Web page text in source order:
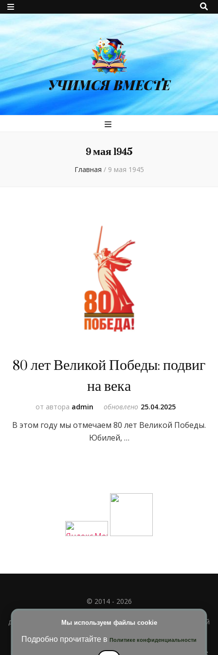
УЧИМСЯ ВМЕСТЕ
9 мая 1945
Главная / 9 мая 1945
80 лет Великой Победы: подвиг
на века
от автора admin обновлено 25.04.2025
В этом году мы отмечаем 80 лет Великой Победы.
Юбилей, …
Мы используем файлы cookie
Подробно прочитайте в Политике конфиденциальности
© 2014 - 2026
Полное или частичное использование материала
допускается только при наличии активной и индексируемой
Blossom Diva | РазработанаТемы Blossom . На платформе